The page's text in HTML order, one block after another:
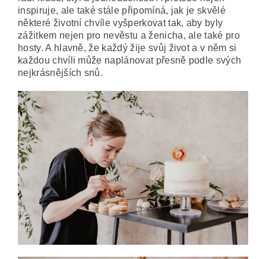
inspiruje, ale také stále připomíná, jak je skvělé
některé životní chvíle vyšperkovat tak, aby byly
zážitkem nejen pro nevěstu a ženicha, ale také pro
hosty. A hlavně, že každý žije svůj život a v něm si
každou chvíli může naplánovat přesně podle svých
nejkrásnějších snů.